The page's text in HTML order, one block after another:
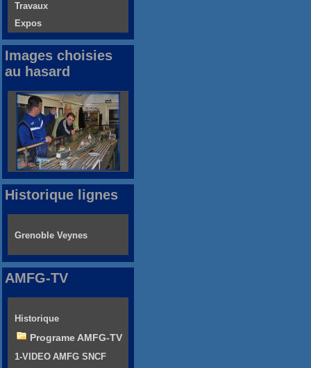
Travaux
Expos
Images choisies
au hasard
Historique lignes
Grenoble Veynes
AMFG-TV
Historique
Programe AMFG-TV
1-VIDEO AMFG SNCF